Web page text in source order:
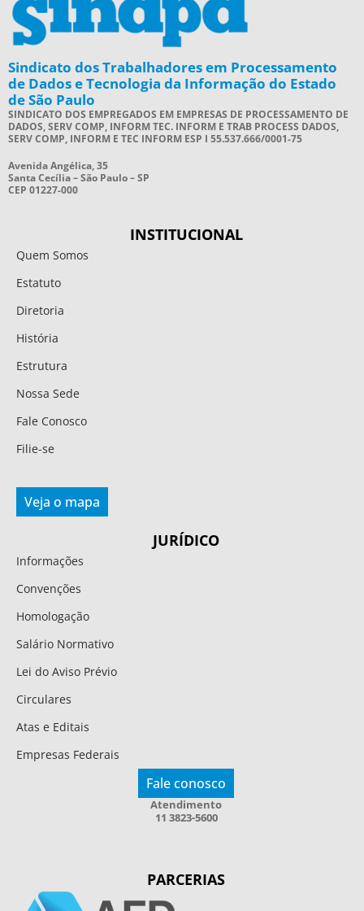
Sindicato dos Trabalhadores em Processamento
de Dados e Tecnologia da Informação do Estado
de São Paulo
SINDICATO DOS EMPREGADOS EM EMPRESAS DE PROCESSAMENTO DE
DADOS, SERV COMP, INFORM TEC. INFORM E TRAB PROCESS DADOS,
SERV COMP, INFORM E TEC INFORM ESP I 55.537.666/0001-75
Avenida Angélica, 35
Santa Cecília – São Paulo – SP
CEP 01227-000
INSTITUCIONAL
Quem Somos
Estatuto
Diretoria
História
Estrutura
Nossa Sede
Fale Conosco
Filie-se
Veja o mapa
JURÍDICO
Informações
Convenções
Homologação
Salário Normativo
Lei do Aviso Prévio
Circulares
Atas e Editais
Empresas Federais
Fale conosco
Atendimento
11 3823-5600
PARCERIAS